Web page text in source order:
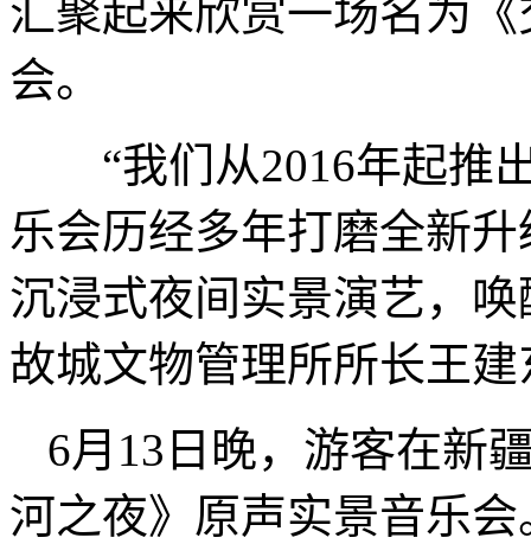
汇聚起来欣赏一场名为
会。
“我们从2016年起推出
乐会历经多年打磨全新
沉浸式夜间实景演艺，
故城文物管理所所长王建
6月13日晚，游客在新
河之夜》原声实景音乐